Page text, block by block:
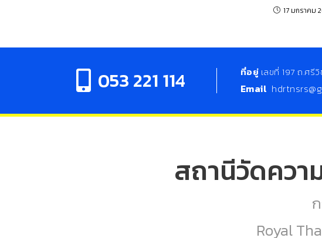
17 มกราคม
053 221 114 ที่อยู่ เลขที่ 197 ถ.ศรี
Email
สถานีวัดควา
Royal